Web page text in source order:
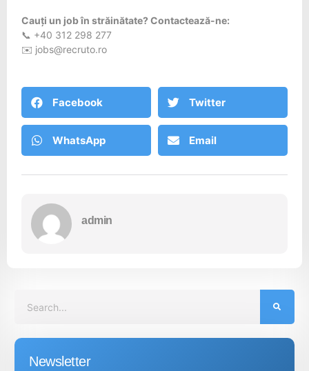
Cauți un job în străinătate? Contactează-ne:
📞 +40 312 298 277
✉️ jobs@recruto.ro
Facebook Twitter
WhatsApp Email
admin
Newsletter